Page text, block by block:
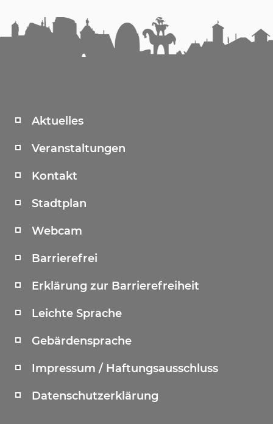
Aktuelles
Veranstaltungen
Kontakt
Stadtplan
Webcam
Barrierefrei
Erklärung zur Barrierefreiheit
Leichte Sprache
Gebärdensprache
Impressum / Haftungsausschluss
Datenschutzerklärung